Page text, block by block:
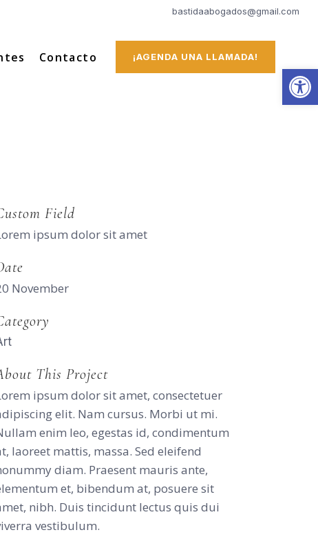
bastidaabogados@gmail.com
¡AGENDA UNA LLAMADA!
Contacto
Field
ipsum dolor sit amet
November
This Project
ipsum dolor sit amet, consectetuer
elit. Nam cursus. Morbi ut mi.
enim leo, egestas id, condimentum
laoreet mattis, massa. Sed eleifend
diam. Praesent mauris ante,
et, bibendum at, posuere sit
nibh. Duis tincidunt lectus quis dui
vestibulum.
Abrir